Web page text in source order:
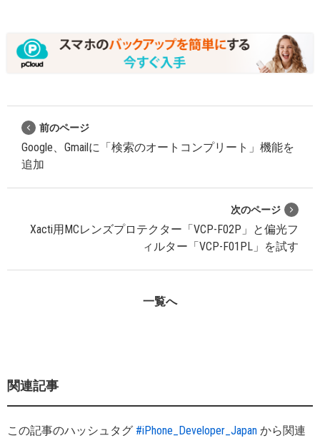
前のページ
Google、Gmailに「検索のオートコンプリート」機能を
追加
次のページ
Xacti用MCレンズプロテクター「VCP-F02P」と偏光フ
ィルター「VCP-F01PL」を試す
一覧へ
関連記事
この記事のハッシュタグ #iPhone_Developer_Japan から関連